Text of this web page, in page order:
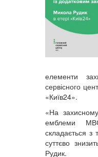
елементи
сервісного
«Київ24».
«На
емблеми
складається з
суттєво
Рудик.